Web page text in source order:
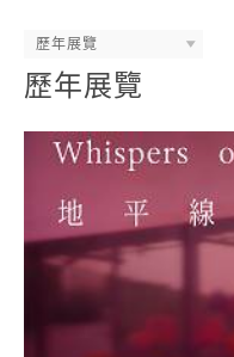
歷年展覽
歷年展覽